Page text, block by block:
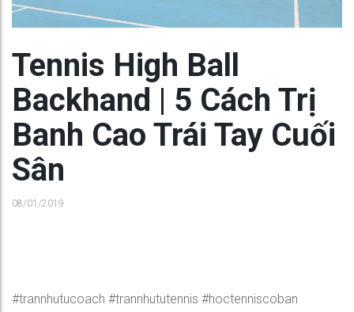
Tennis High Ball
Backhand | 5 Cách Trị
Banh Cao Trái Tay Cuối
Sân
08/01/2019
#trannhutucoach #trannhututennis #hoctenniscoban